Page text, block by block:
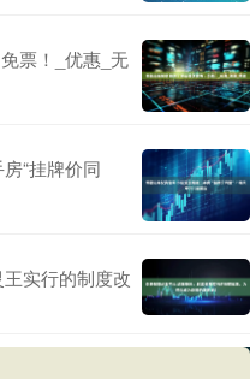
票！_优惠_无
“挂牌价同
实行的制度改